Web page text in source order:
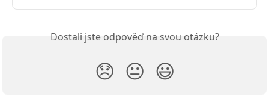
Dostali jste odpověď na svou otázku?
😞 😐 😃